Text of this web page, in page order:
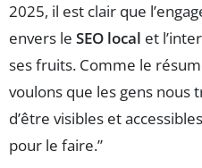
2025, il est clair que
envers le SEO local et
ses fruits. Comme le
voulons que les gens nous
d’être visibles et
pour le faire.”